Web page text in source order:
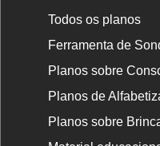
Todos os planos
Ferramenta de
Planos sobre
Planos de
Planos sobre